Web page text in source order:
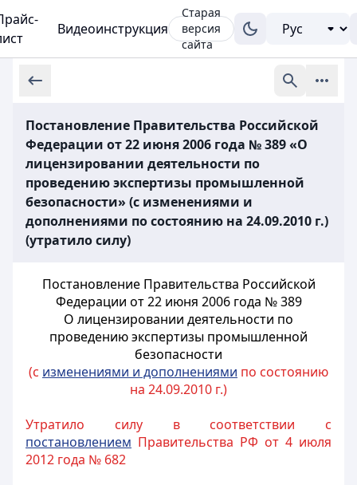
Видеоинструкция
Старая
версия
сайта
Постановление Правительства Российской
Федерации от 22 июня 2006 года № 389 «О
лицензировании деятельности по
проведению экспертизы промышленной
безопасности» (с изменениями и
дополнениями по состоянию на 24.09.2010 г.)
(утратило силу)
Постановление Правительства Российской
Федерации от 22 июня 2006 года № 389
О лицензировании деятельности по
проведению экспертизы промышленной
безопасности
(с изменениями и дополнениями по состоянию
на 24.09.2010 г.)
Утратило силу в соответствии с
постановлением Правительства РФ от 4 июля
2012 года № 682